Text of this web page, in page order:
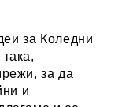
за Коледни
за да
и